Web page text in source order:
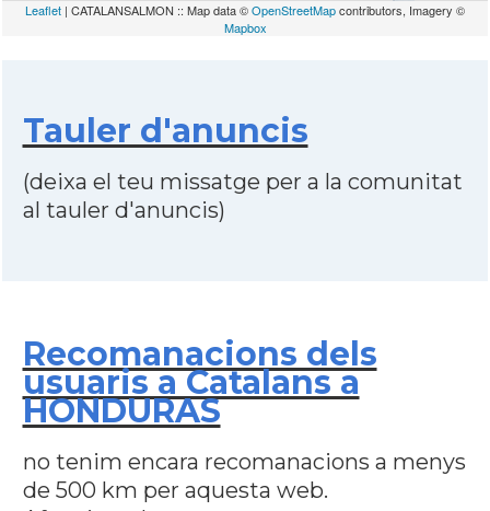
Leaflet | CATALANSALMON :: Map data ©OpenStreetMapcontributors, Imagery ©
Mapbox
Tauler d'anuncis
(deixa el teu missatge per a la comunitat
al tauler d'anuncis)
Recomanacions dels
usuaris a Catalans a
HONDURAS
no tenim encara recomanacions a menys
de 500 km per aquesta web.